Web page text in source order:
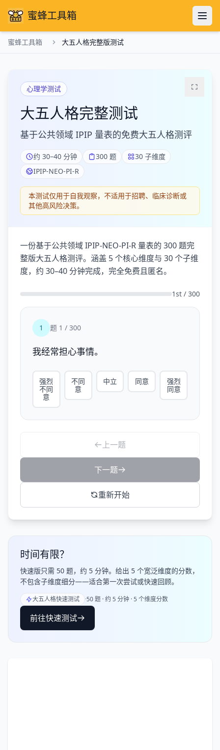
蜜蜂工具箱
蜜蜂工具箱 大五人格完整版测试
心理学测试
大五人格完整测试
基于公共领域 IPIP 量表的免费大五人格测评
约 30–40 分钟 300 题
30 子维度
IPIP-NEO-PI-R
本测试仅用于自我观察，不适用于招聘、临床诊断或
其他高风险决策。
一份基于公共领域 IPIP-NEO-PI-R 量表的 300 题完
整版大五人格测评。涵盖 5 个核心维度与 30 个子维
度，约 30–40 分钟完成，完全免费且匿名。
1st / 300
1 题 1 / 300
我经常担心事情。
强烈
不同
意
不同
意
中立 同意
强烈
同意
上一题
下一题
重新开始
时间有限？
快速版只需 50 题，约 5 分钟。给出 5 个宽泛维度的分数，
不包含子维度细分——适合第一次尝试或快速回顾。
大五人格快速测试 ·50 题 · 约 5 分钟 · 5 个维度分数
前往快速测试